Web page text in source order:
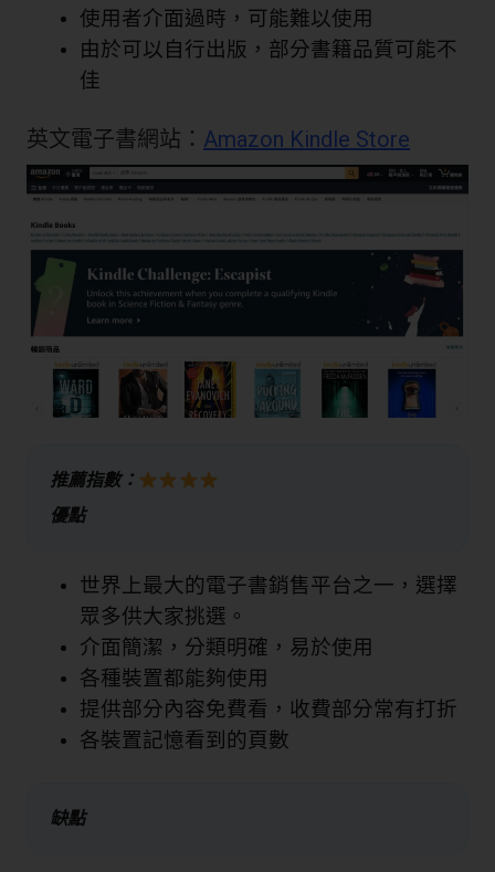
使用者介面過時，可能難以使用
由於可以自行出版，部分書籍品質可能不
佳
英文電子書網站： Amazon Kindle Store
推薦指數：
優點
世界上最大的電子書銷售平台之一，選擇
眾多供大家挑選。
介面簡潔，分類明確，易於使用
各種裝置都能夠使用
提供部分內容免費看，收費部分常有打折
各裝置記憶看到的頁數
缺點